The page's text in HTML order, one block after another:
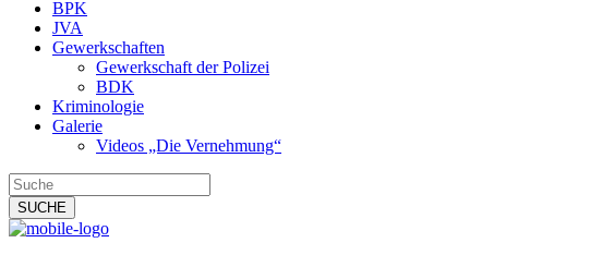
BPK
JVA
Gewerkschaften
Gewerkschaft der Polizei
BDK
Kriminologie
Galerie
Videos „Die Vernehmung“